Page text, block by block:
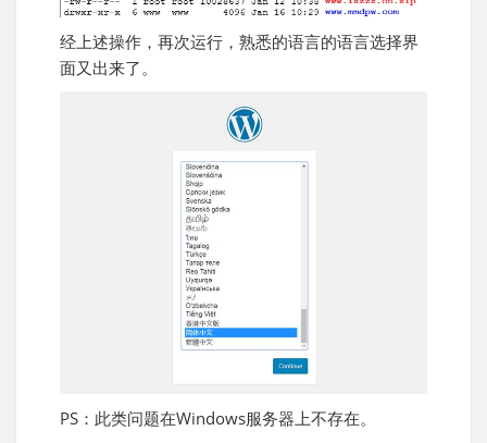
经上述操作，再次运行，熟悉的语言的语言选择界
面又出来了。
PS：此类问题在Windows服务器上不存在。